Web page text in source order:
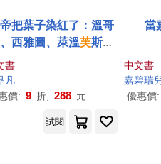
帝把葉子染紅了：溫哥
西雅圖、萊溫芙斯的
書
凡
價: 9 折, 288 元
當
中文書
嘉碧瑞
優惠價:
試閱